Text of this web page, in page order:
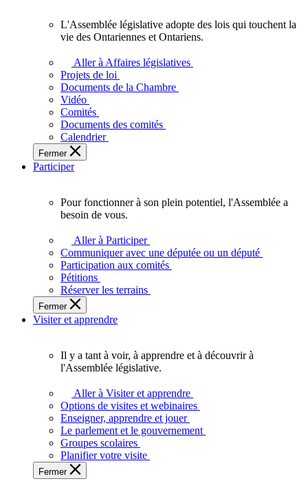
l'Ontario.
L'Assemblée
adopte
touchent
des
Ontariennes
et
L'Assemblée législative adopte des lois qui touchent la
vie des Ontariennes et Ontariens.
Aller à Affaires législatives
Projets de loi
Documents de la Chambre
Vidéo
Comités
Documents des comités
Calendrier
Fermer
Participer
plein
potentiel,
l'Assemblée
a
besoin
de
Pour fonctionner à son plein potentiel, l'Assemblée a
besoin de vous.
Aller à Participer
Communiquer avec une députée ou un député
Participation aux comités
Pétitions
Réserver les terrains
Fermer
Visiter et apprendre
voir,
apprendre
et
à
Il y a tant à voir, à apprendre et à découvrir à
l'Assemblée législative.
Aller à Visiter et apprendre
Options de visites et webinaires
Enseigner, apprendre et jouer
Le parlement et le gouvernement
Groupes scolaires
Planifier votre visite
Fermer